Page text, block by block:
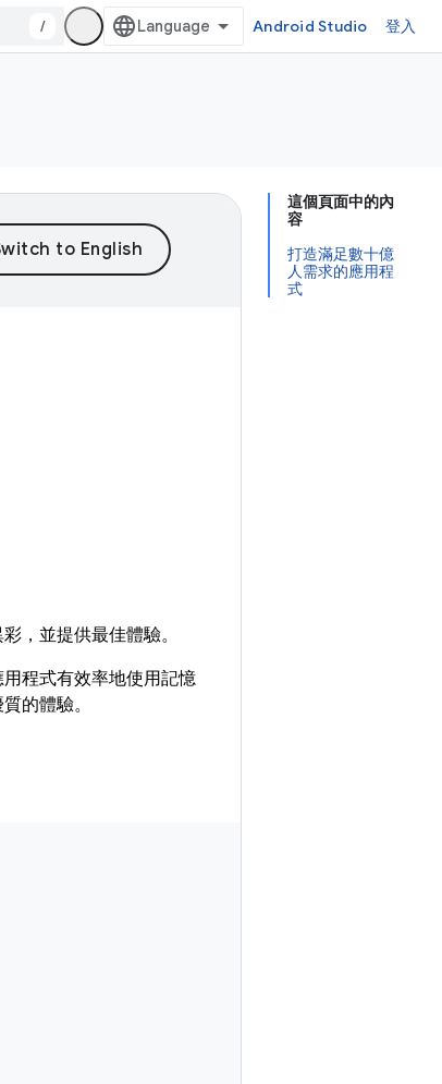
/ Android Studio 登入
這個頁面中的內
容
打造滿足數十億
人需求的應用程
式
，並提供最佳體驗。
程式有效率地使用記憶
的體驗。